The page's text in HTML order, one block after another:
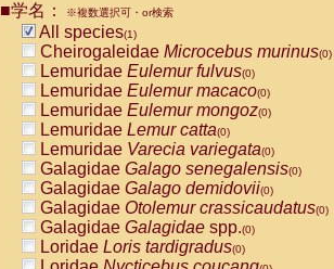
CebidaeCebus nigrivittatus
CebidaeCebus
CebidaeSaimiri boliviensis(0)
CebidaeSaimiri sciureus(0)
AtelidaeAlouatta caraya(0)
AtelidaeAlouatta fusca(0)
AtelidaeAlouatta seniculus
AtelidaeAlouattaspp.(0)
AtelidaeAteles belzebuth(0)
AtelidaeAteles geoffroyi(0)
AtelidaeAteles paniscus(0)
AtelidaeAtelesspp.(0)
Atelidae Lagothrix lagothricha
AtelidaeLagothrix lagothricha cana
■学名： ※複数選択可・or検索
All species(1)
Cheirogaleidae Microcebus murinus(0)
Lemuridae Eulemur fulvus(0)
Lemuridae Eulemur macaco(0)
Lemuridae Eulemur mongoz(0)
Lemuridae Lemur catta(0)
Lemuridae Varecia variegata(0)
Galagidae Galago senegalensis(0)
Galagidae Galago demidovii(0)
Galagidae Otolemur crassicaudatus(0)
Galagidae Galagidae spp.(0)
Loridae Loris tardigradus(0)